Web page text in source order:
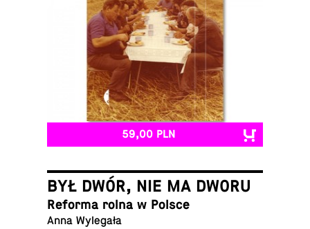
59,00 PLN
BYŁ DWÓR, NIE MA DWORU
Reforma rolna w Polsce
Anna Wylegała